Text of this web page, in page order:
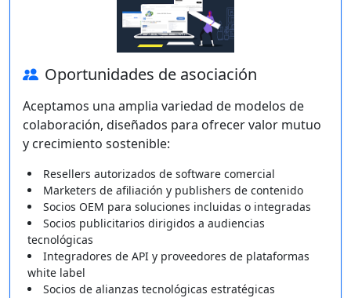
Oportunidades de asociación
Aceptamos una amplia variedad de modelos de
colaboración, diseñados para ofrecer valor mutuo
y crecimiento sostenible:
Resellers autorizados de software comercial
Marketers de afiliación y publishers de contenido
Socios OEM para soluciones incluidas o integradas
Socios publicitarios dirigidos a audiencias
tecnológicas
Integradores de API y proveedores de plataformas
white label
Socios de alianzas tecnológicas estratégicas